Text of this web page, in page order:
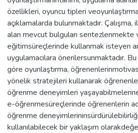
özellikleri, oyuncu tipleri
açıklamalarda bulunmaktadır. Çalışma,
alan mevcut bulguları sentezlenmekte
eğitimsüreçlerinde kullanmak isteyen
uygulamacılara önerilersunmaktadır.
göre oyunlaştırma,
yönelik stratejileri kullanarak
öğrenme deneyimleri
e-öğrenmesüreçlerinde öğrenenlerin
öğrenme
kullanılabilecek bir yaklaşım